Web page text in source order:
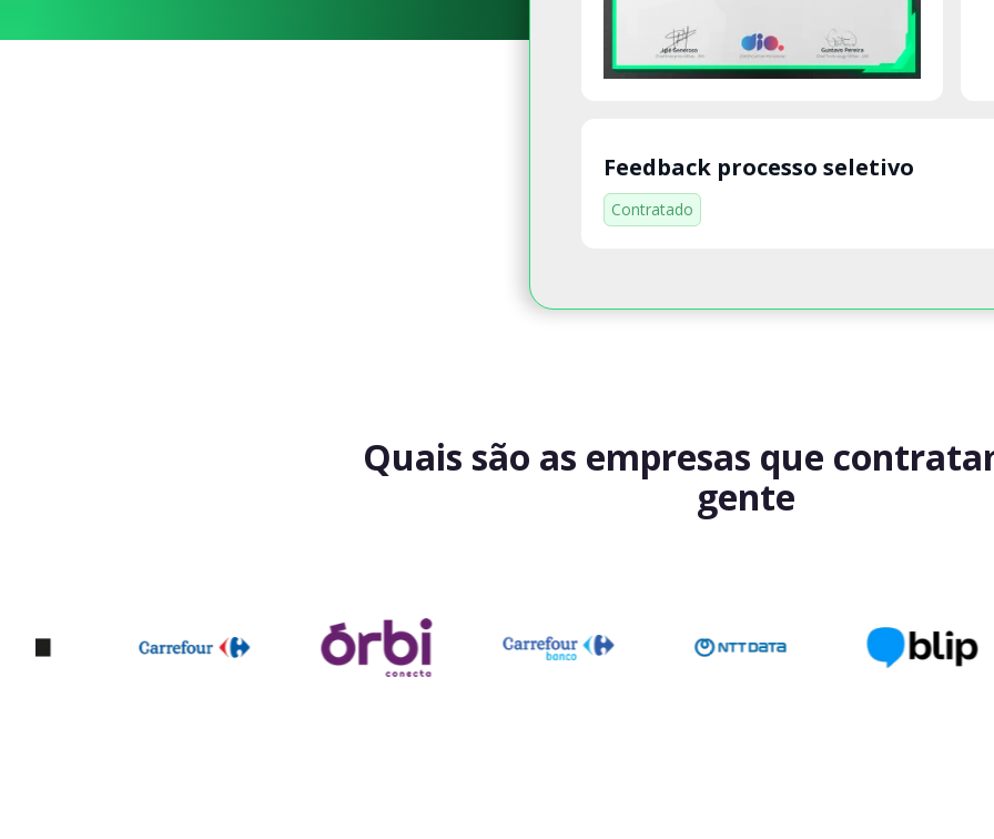
Feedback processo seletivo
Contratado
Quais são as empresas que
gente